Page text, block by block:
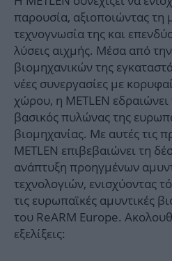
παρουσία, αξιοποιώντας τη
τεχνογνωσία της και
λύσεις αιχμής. Μέσα από
βιομηχανικών της
νέες συνεργασίες με
χώρου, η METLEN
βασικός πυλώνας της
βιομηχανίας. Με αυτές τις
METLEN επιβεβαιώνει τη
ανάπτυξη προηγμένων
τεχνολογιών, ενισχύοντας
τις ευρωπαϊκές αμυντικές
του ReARM Europe.
εξελίξεις: